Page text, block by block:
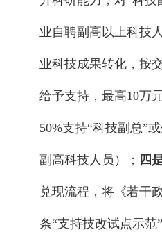
业自聘副高以上科技
业科技成果转化，按
给予支持，最高10万
50%支持“科技副总”
副高科技人员）； 四
兑现流程，将《若干
条“支持技改试点示范